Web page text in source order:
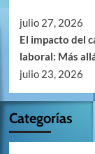
julio 27, 2026
El impacto del
laboral: Más
julio 23, 2026
Categorías